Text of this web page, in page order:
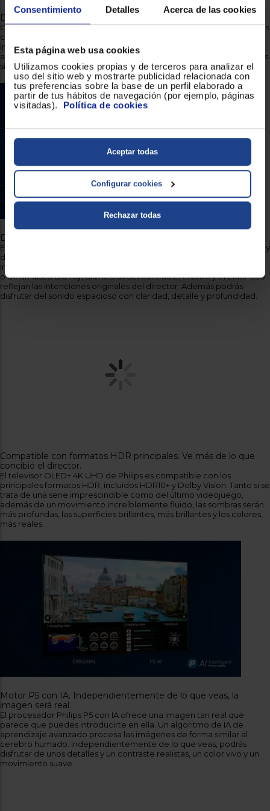
Consentimiento Detalles Acerca de las cookies
Esta página web usa cookies
Utilizamos cookies propias y de terceros para analizar el
uso del sitio web y mostrarte publicidad relacionada con
tus preferencias sobre la base de un perfil elaborado a
partir de tus hábitos de navegación (por ejemplo, páginas
visitadas). Política de cookies
Aceptar todas
Configurar cookies
Rechazar todas
DTS Play-Fi. Audio multisala.
Con DTS Play-Fi en tu televisor Philips, podrás conectarte a altavoces
compatibles en cualquier habitación. ¿Tienes unos altavoces
inalámbricos en la cocina? Escucha la película mientras te tomas un
aperitivo o continua escuchando al comentarista deportivo mientras
sirves una copa a tus amigos.
Dolby Vision y Dolby Atmos. Imagen y sonido cinematográfico.
Es compatible con los formatos de vídeo y sonido premium de Dolby
de HDR, lo que significa que el contenido se verá y oirá
increíblemente real. Tanto si se trata de la última serie en streaming
o de un disco Blu-ray, disfrutarás del contraste, el brillo y el color que
Compatible con formatos HDR principales. Ve más de lo que
concibió el director.
El televisor OLED+ 4K UHD de Philips es compatible con los
principales formatos HDR, incluidos HDR10+ y Dolby Vision. Tanto si se
trata de una serie imprescindible como del último videojuego,
además de un movimiento increíblemente fluido, las sombras serán
Motor P5 con IA. Independientemente de lo que veas, la
imagen será real.
El procesador Philips P5 con IA ofrece una imagen tan real que
parece que puedes introducirte en ella. Un algoritmo de IA de
aprendizaje avanzado procesa las imágenes de forma similar al